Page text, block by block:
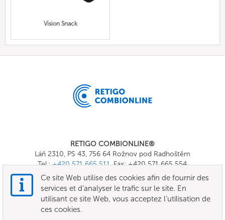
Vision Snack
RETIGO COMBIONLINE®
Láň 2310, PS 43, 756 64 Rožnov pod Radhoštěm
Tel.:+420 571 665 511, Fax: +420 571 665 554
E-mail:
info@combionline.com
Ce site Web utilise des cookies afin de fournir des
services et d’analyser le trafic sur le site. En
utilisant ce site Web, vous acceptez l’utilisation de
ces cookies.